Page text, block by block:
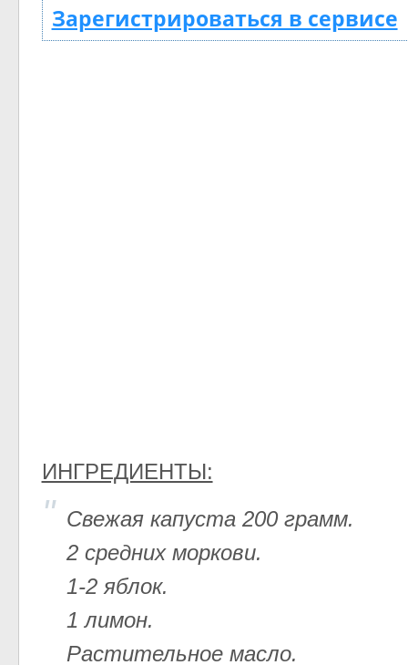
Зарегистрироваться в сервисе
ИНГРЕДИЕНТЫ:
Свежая капуста 200 грамм.
2 средних моркови.
1-2 яблок.
1 лимон.
Растительное масло.